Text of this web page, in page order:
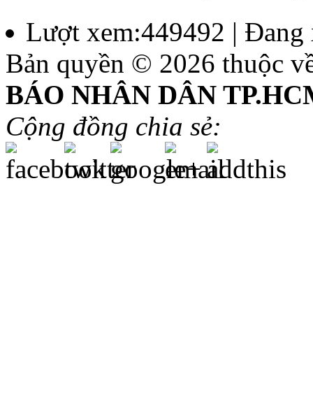
Lượt xem:449492 |
Bản quyền © 2026 thuộc
BÁO NHÂN DÂN
Cộng đồng chia sẻ: